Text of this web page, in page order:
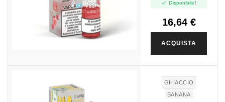
 Disponibile!
16,64 €
ACQUISTA
GHIACCIO
BANANA